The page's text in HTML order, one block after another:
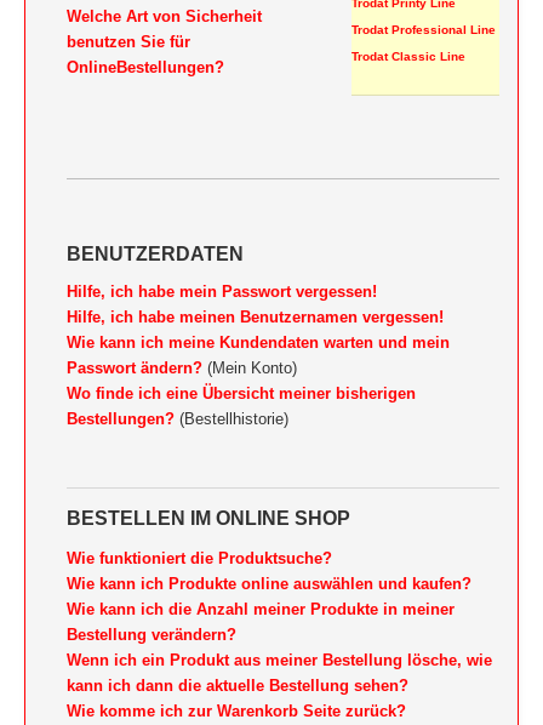
SONSTIGE CLASSIC LINE HANDSTEMPEL
HOLZRUNDSTEMPEL BIS 55 MM
STEMPELTRÄGER
Welche Art von Sicherheit
benutzen Sie für
OnlineBestellungen?
Trodat Printy Line
Trodat Professional Line
Trodat Classic Line
BENUTZERDATEN
Hilfe, ich habe mein Passwort vergessen!
Hilfe, ich habe meinen Benutzernamen vergessen!
Wie kann ich meine Kundendaten warten und mein
Passwort ändern?(Mein Konto)
Wo finde ich eine Übersicht meiner bisherigen
Bestellungen?(Bestellhistorie)
BESTELLEN IM ONLINE SHOP
Wie funktioniert die Produktsuche?
Wie kann ich Produkte online auswählen und kaufen?
Wie kann ich die Anzahl meiner Produkte in meiner
Bestellung verändern?
Wenn ich ein Produkt aus meiner Bestellung lösche, wie
kann ich dann die aktuelle Bestellung sehen?
Wie komme ich zur Warenkorb Seite zurück?